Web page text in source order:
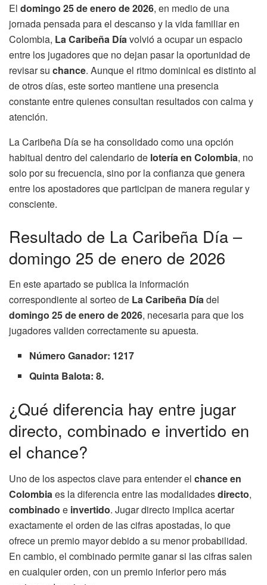
El domingo 25 de enero de 2026, en medio de una
jornada pensada para el descanso y la vida familiar en
Colombia, La Caribeña Díavolvió a ocupar un espacio
entre los jugadores que no dejan pasar la oportunidad de
revisar su chance. Aunque el ritmo dominical es distinto al
de otros días, este sorteo mantiene una presencia
constante entre quienes consultan resultados con calma y
atención.
La Caribeña Día se ha consolidado como una opción
habitual dentro del calendario de lotería en Colombia, no
solo por su frecuencia, sino por la confianza que genera
entre los apostadores que participan de manera regular y
consciente.
Resultado de La Caribeña Día –
domingo 25 de enero de 2026
En este apartado se publica la información
correspondiente al sorteo de La Caribeña Díadel
domingo 25 de enero de 2026, necesaria para que los
jugadores validen correctamente su apuesta.
Número Ganador: 1217
Quinta Balota: 8.
¿Qué diferencia hay entre jugar
directo, combinado e invertido en
el chance?
Uno de los aspectos clave para entender el chance en
Colombiaes la diferencia entre las modalidadesdirecto,
combinado e invertido. Jugar directo implica acertar
exactamente el orden de las cifras apostadas, lo que
ofrece un premio mayor debido a su menor probabilidad.
En cambio, el combinado permite ganar si las cifras salen
en cualquier orden, con un premio inferior pero más